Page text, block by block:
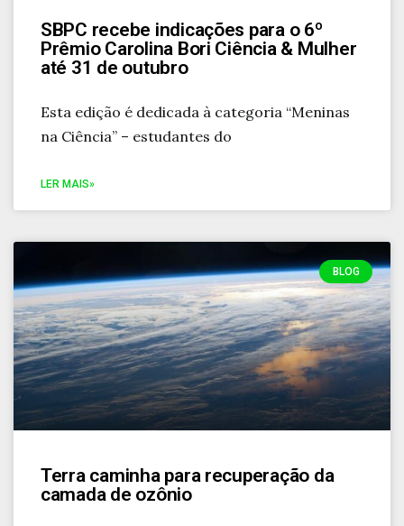
SBPC recebe indicações para o 6º
Prêmio Carolina Bori Ciência & Mulher
até 31 de outubro
Esta edição é dedicada à categoria “Meninas
na Ciência” – estudantes do
LER MAIS»
BLOG
Terra caminha para recuperação da
camada de ozônio